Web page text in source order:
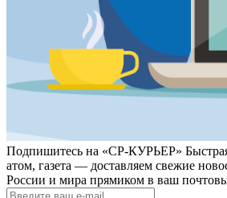
Подпишитесь на «СР-КУРЬЕР»
атом, газета — доставляем свежие
России и мира прямиком в ваш